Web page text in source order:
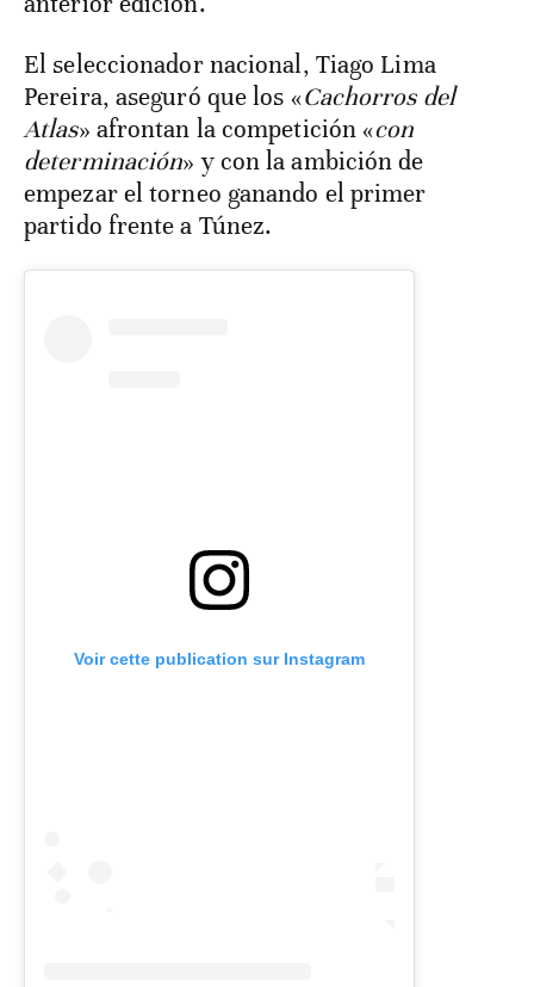
El seleccionador nacional, Tiago Lima
Pereira, aseguró que los «Cachorros del
Atlas» afrontan la competición «con
determinación» y con la ambición de
empezar el torneo ganando el primer
partido frente a Túnez.
Voir cette publication sur Instagram